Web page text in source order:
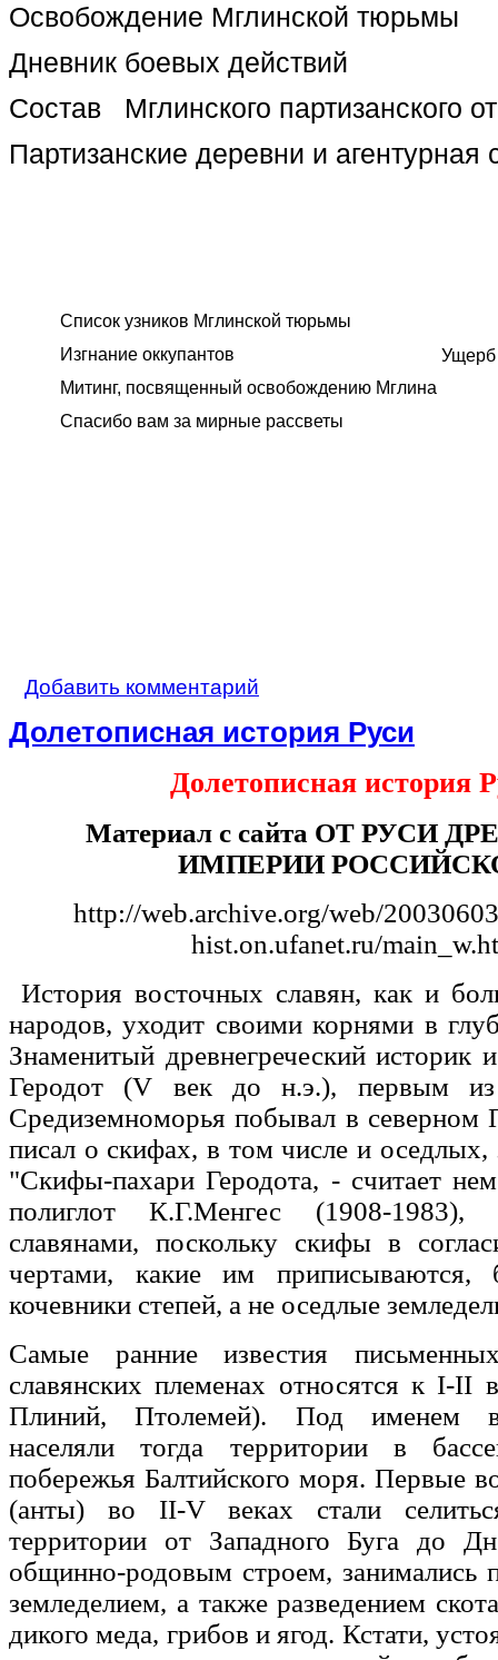
Освобождение Мглинской тюрьмы
Дневник боевых действий
Состав Мглинского партизанского
Партизанские деревни и агентурная
Список узников Мглинской тюрьмы
Изгнание оккупантов
Митинг, посвященный освобождению Мглина
Спасибо вам за мирные рассветы
Ущерб
Добавить комментарий
Долетописная история Руси
Долетописная история
Материал с сайта ОТ РУСИ
ИМПЕРИИ
http://web.archive.org/web/
hist.on.ufanet.ru/
История восточных славян, как и
народов, уходит своими корнями в
Знаменитый древнегреческий историк
Геродот (V век до н.э.), первым
Средиземноморья побывал в северном
писал о скифах, в том числе и оседлых,
"Скифы-пахари Геродота, - считает
полиглот К.Г.Менгес (1908-
славянами, поскольку скифы в
чертами, какие им приписываются,
кочевники степей, а не оседлые
Самые ранние известия
славянских племенах относятся к I-II
Плиний, Птолемей). Под именем
населяли тогда территории в
побережья Балтийского моря. Первые
(анты) во II-V веках стали
территории от Западного Буга до
общинно-родовым строем, занимались
земледелием, а также разведением
дикого меда, грибов и ягод. Кстати,